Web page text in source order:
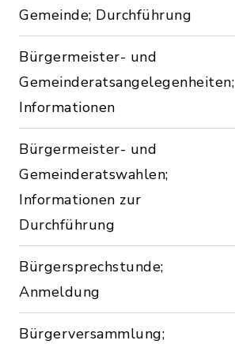
Gemeinde; Durchführung
Bürgermeister- und
Gemeinderatsangelegenheiten;
Informationen
Bürgermeister- und
Gemeinderatswahlen;
Informationen zur
Durchführung
Bürgersprechstunde;
Anmeldung
Bürgerversammlung;